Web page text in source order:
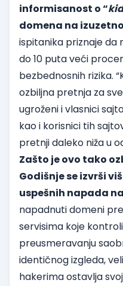
informisanost o “
domena na
ispitanika priznaje da
do 10 puta veći
bezbednosnih rizika.
ozbiljna pretnja za
ugroženi i vlasnici
kao i korisnici tih
pretnji daleko niža u
Zašto je ovo tako
Godišnje se izvrši
uspešnih napada
napadnuti domeni
servisima koje
preusmeravanju
identičnog izgleda,
hakerima ostavlja